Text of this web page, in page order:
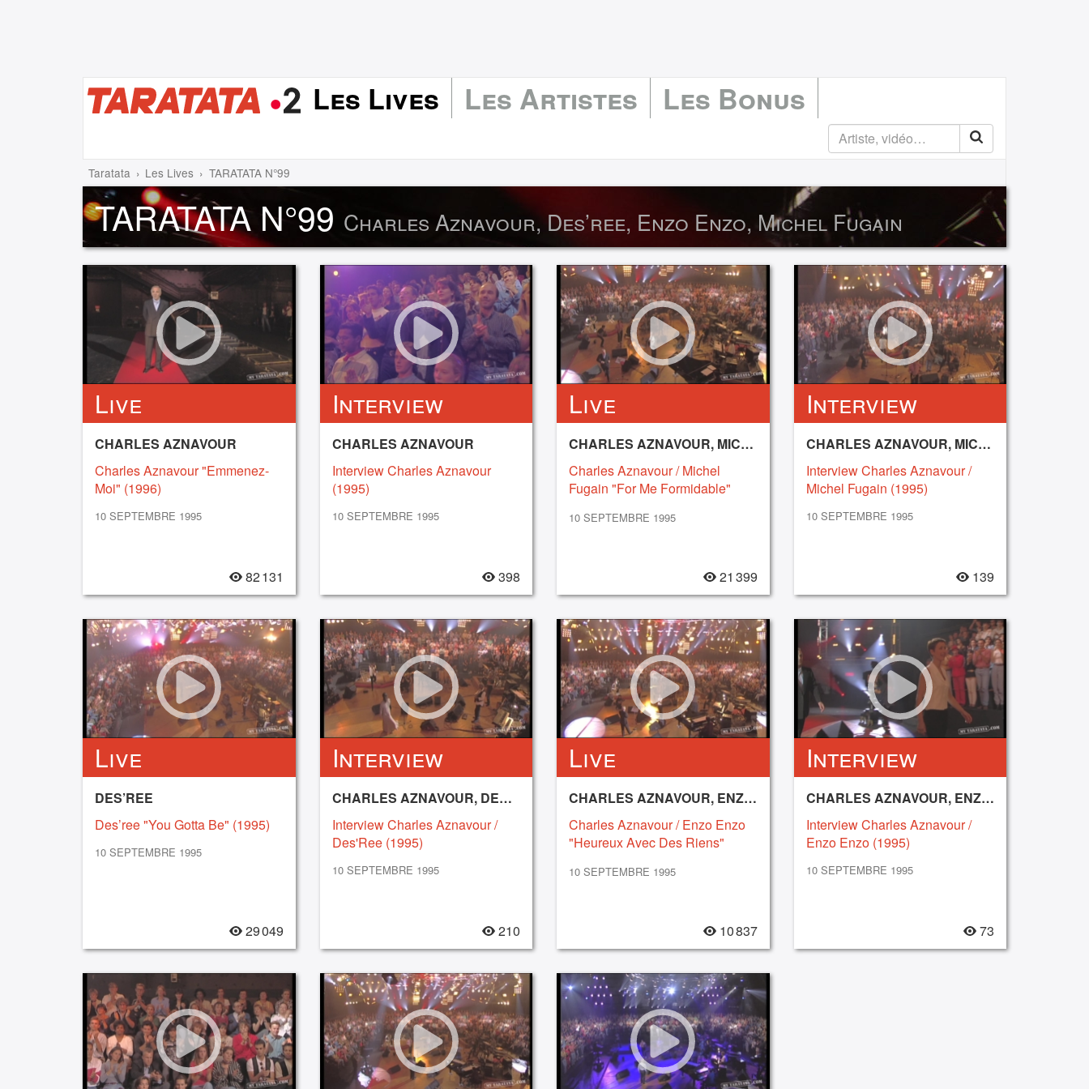
Les Lives Les Artistes Les Bonus
Taratata Les Lives TARATATA N°99
TARATATA N°99 Charles Aznavour, Des’ree, Enzo Enzo, Michel Fugain
Live
CHARLES AZNAVOUR
Charles Aznavour "Emmenez-
Moi" (1996)
10 SEPTEMBRE 1995
82 131
Interview
CHARLES AZNAVOUR
Interview Charles Aznavour
(1995)
10 SEPTEMBRE 1995
398
Live
CHARLES AZNAVOUR, MICHEL FUGAIN
Charles Aznavour / Michel
Fugain "For Me Formidable"
10 SEPTEMBRE 1995
21 399
Interview
CHARLES AZNAVOUR, MICHEL FUGAIN
Interview Charles Aznavour /
Michel Fugain (1995)
10 SEPTEMBRE 1995
139
Live
DES’REE
Des’ree "You Gotta Be" (1995)
10 SEPTEMBRE 1995
29 049
Interview
CHARLES AZNAVOUR, DES’REE
Interview Charles Aznavour /
Des'Ree (1995)
10 SEPTEMBRE 1995
210
Live
CHARLES AZNAVOUR, ENZO ENZO
Charles Aznavour / Enzo Enzo
"Heureux Avec Des Riens"
10 SEPTEMBRE 1995
10 837
Interview
CHARLES AZNAVOUR, ENZO ENZO
Interview Charles Aznavour /
Enzo Enzo (1995)
10 SEPTEMBRE 1995
73